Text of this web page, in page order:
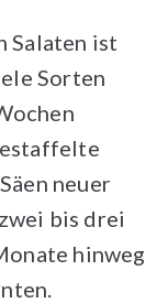
Salaten ist
Sorten
neuer
bis drei
hinweg